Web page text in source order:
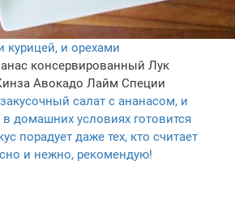
курицей, и орехами
консервированный Лук
Авокадо Лайм Специи
салат с ананасом, и
домашних условиях готовится
порадует даже тех, кто считает
и нежно, рекомендую!